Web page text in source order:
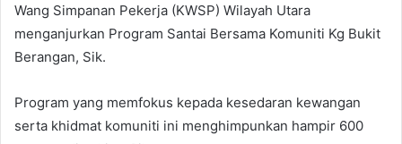
Wang Simpanan Pekerja (KWSP) Wilayah Utara
menganjurkan Program Santai Bersama Komuniti Kg Bukit
Berangan, Sik.
Program yang memfokus kepada kesedaran kewangan
serta khidmat komuniti ini menghimpunkan hampir 600